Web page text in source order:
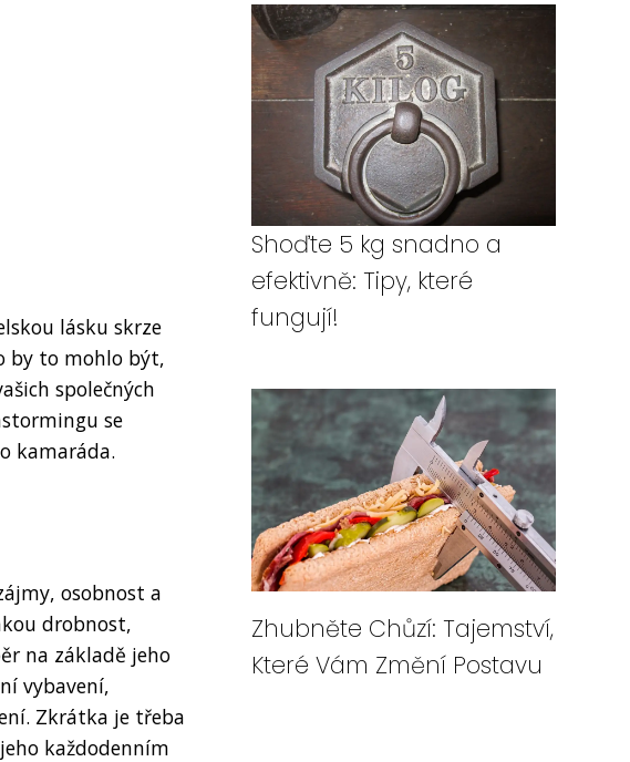
lásku skrze
by to mohlo být,
společných
se
kamaráda.
osobnost a
drobnost,
na základě jeho
vybavení,
Zkrátka je třeba
každodenním
Shoďte 5 kg snadno a
efektivně: Tipy, které
fungují!
Zhubněte Chůzí: Tajemství,
Které Vám Změní Postavu